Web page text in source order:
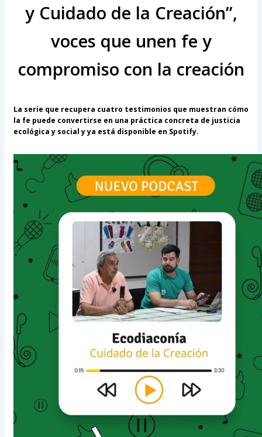
y Cuidado de la Creación”,
voces que unen fe y
compromiso con la creación
La serie que recupera cuatro testimonios que muestran cómo
la fe puede convertirse en una práctica concreta de justicia
ecológica y social y ya está disponible en Spotify.